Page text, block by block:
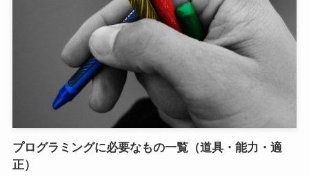
プログラミングに必要なもの一覧（道具・能力・適
正）